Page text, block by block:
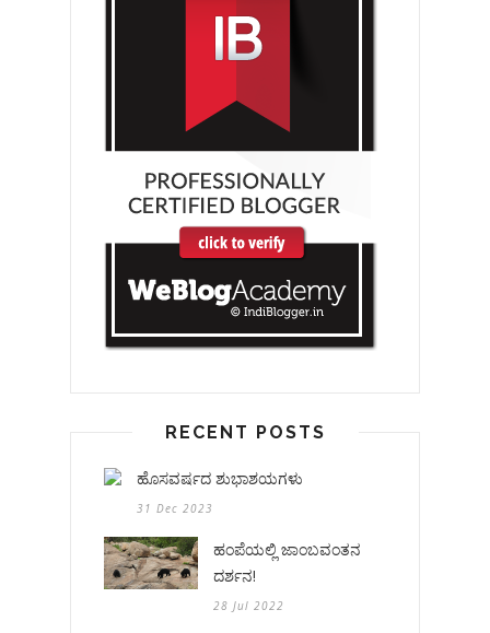
RECENT POSTS
ಹೊಸವರ್ಷದ ಶುಭಾಶಯಗಳು
31 Dec 2023
ಹಂಪೆಯಲ್ಲಿ ಜಾಂಬವಂತನ
ದರ್ಶನ!
28 Jul 2022